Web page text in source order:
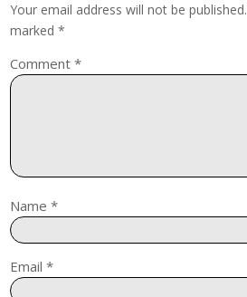
Your email address will not be published.
marked*
Comment*
Name*
Email*